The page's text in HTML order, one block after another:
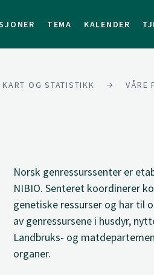
TEMA KALENDER
OG STATISTIKK VÅRE
Norsk genressurssenter er
NIBIO. Senteret koordinerer
genetiske ressurser og har til
av genressursene i husdyr,
Landbruks- og
organer.